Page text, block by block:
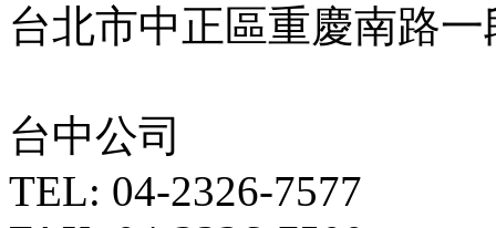
台北市中正區重慶南路一
台中公司
TEL: 04-2326-7577